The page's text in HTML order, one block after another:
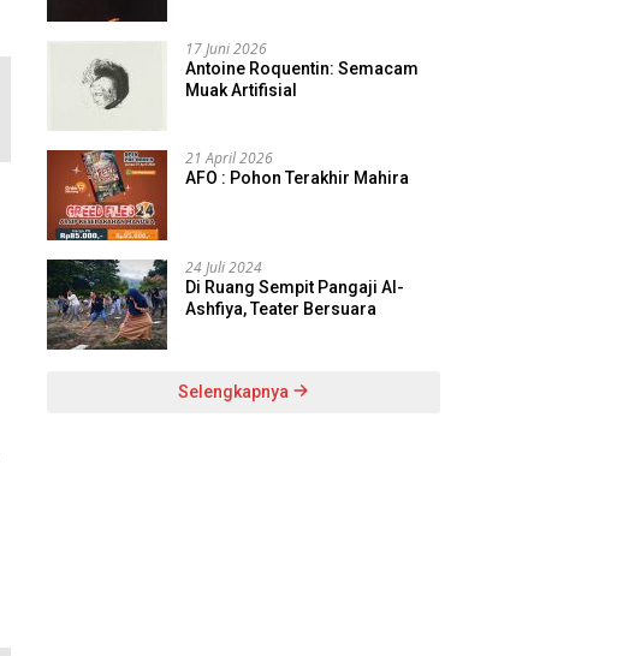
17 Juni 2026
Antoine Roquentin: Semacam
Muak Artifisial
21 April 2026
AFO : Pohon Terakhir Mahira
24 Juli 2024
Di Ruang Sempit Pangaji Al-
Ashfiya, Teater Bersuara
Selengkapnya